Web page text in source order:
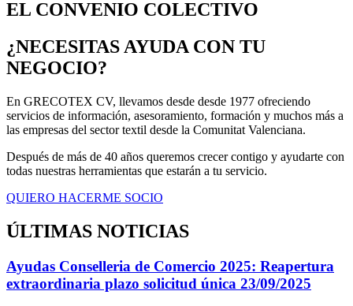
EL CONVENIO COLECTIVO
¿NECESITAS AYUDA CON TU
NEGOCIO?
En GRECOTEX CV, llevamos desde desde 1977 ofreciendo
servicios de información, asesoramiento, formación y muchos más a
las empresas del sector textil desde la Comunitat Valenciana.
Después de más de 40 años queremos crecer contigo y ayudarte con
todas nuestras herramientas que estarán a tu servicio.
QUIERO HACERME SOCIO
ÚLTIMAS NOTICIAS
Ayudas Conselleria de Comercio 2025: Reapertura
extraordinaria plazo solicitud única 23/09/2025